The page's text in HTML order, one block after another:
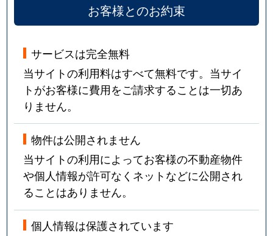
お客様とのお約束
サービスは完全無料
当サイトの利用料はすべて無料です。当サイ
トがお客様に費用をご請求することは一切あ
りません。
物件は公開されません
当サイトの利用によってお客様の不動産物件
や個人情報が許可なくネットなどに公開され
ることはありません。
個人情報は保護されています